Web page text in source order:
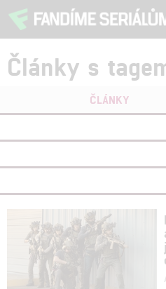
Články s
ČLÁNKY